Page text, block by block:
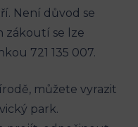
Není ⁢důvod se
zákoutí‌ se⁢ lze
721 ‍135 007.
můžete vyrazit
‌park.